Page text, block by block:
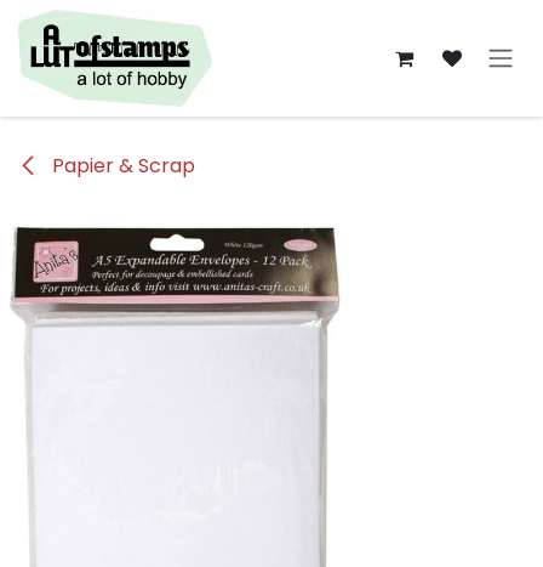
Overslaan naar inhoud
Papier & Scrap